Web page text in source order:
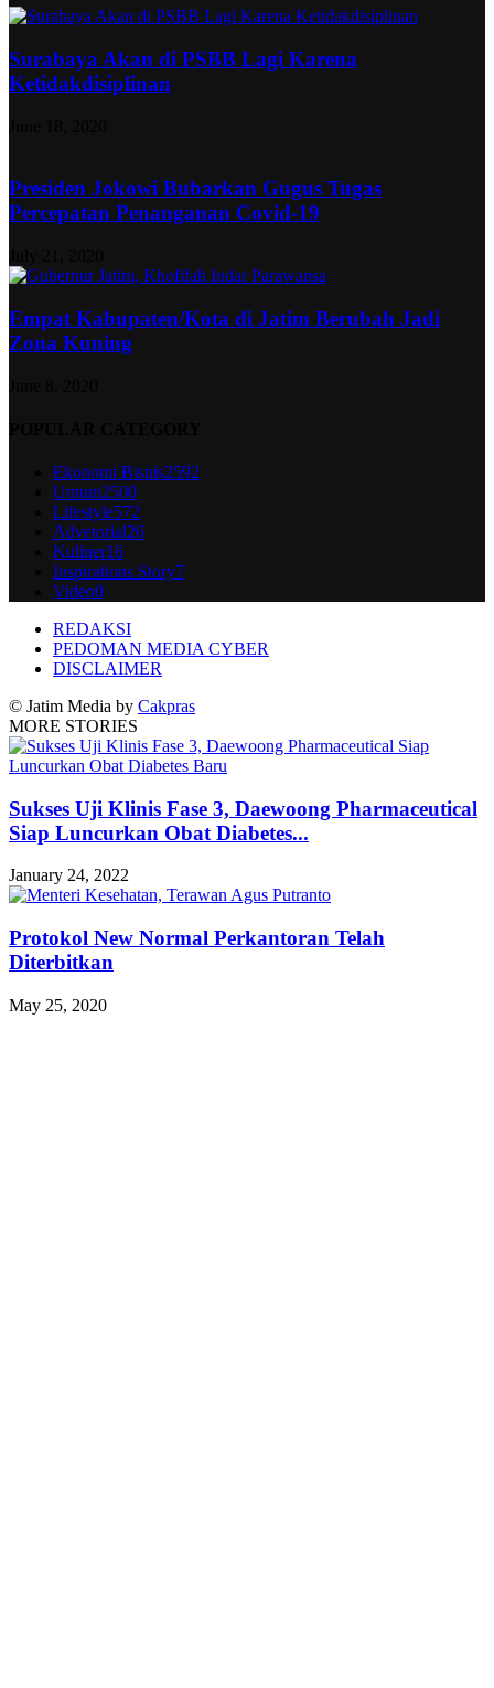
Surabaya Akan di PSBB Lagi Karena
Ketidakdisiplinan
Presiden Jokowi Bubarkan Gugus Tugas
Percepatan Penanganan Covid-19
Empat Kabupaten/Kota di Jatim Berubah Jadi
Zona Kuning
Ekonomi Bisnis2592
Umum2500
Lifestyle572
Advetorial26
Kuliner16
Inspirations Story7
Video0
REDAKSI
PEDOMAN MEDIA CYBER
DISCLAIMER
© Jatim Media by Cakpras
MORE STORIES
Sukses Uji Klinis Fase 3, Daewoong Pharmaceutical
Siap Luncurkan Obat Diabetes...
January 24, 2022
Protokol New Normal Perkantoran Telah
Diterbitkan
May 25, 2020